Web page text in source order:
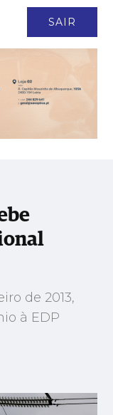
SAIR
de 2013,
à EDP